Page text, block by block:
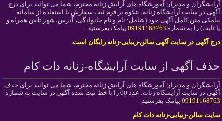
آرایشگران و مدیران آموزشگاه های آرایش زنانه محترم، شما می توانید برای درج
آگهی در سایت آرایشگاه زنانه، علاوه بر فرم ثبت سفارش با استفاده از سامانه
پیامکی متن کامل آگهی خود (شامل: نام و نام خانوادگی، آدرس، شهر تلفن همراه و
یا ثابت) را به شماره 09191168763 پیامک بفرستید.
درج آگهی در سایت آگهی سالن-زیبایی-زنانه رایگان است.
حذف آگهی از سایت آرایشگاه-زنانه دات کام
آرایشگران و مدیران آموزشگاه های آرایش زنانه محترم، شما می توانید برای حذف
آگهی در سایت آرایشگاه زنانه، عدد 00 را با خط ثبت شده آگهی در سایت به شماره
09191168763 پیامک بفرستید.
سایت سالن-زیبایی-زنانه دات کام